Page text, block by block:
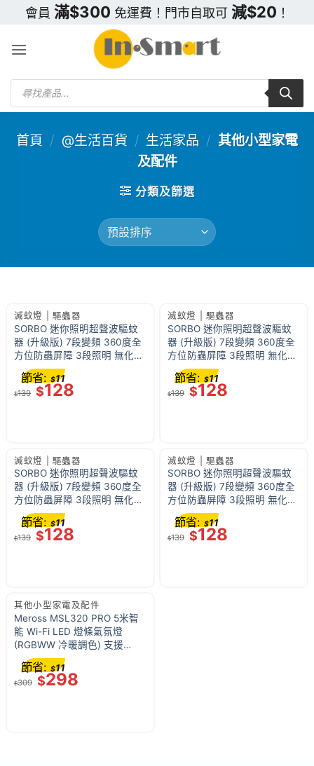
content
會員 滿$300 免運費！門市自取可 減$20 ！
Products
search
首頁 / @生活百貨 / 生活家品 / 其他小型家電
及配件
分類及篩選
滅蚊燈 | 驅蟲器
SORBO 迷你照明超聲波驅蚊
器 (升級版) 7段變頻 360度全
方位防蟲屏障 3段照明 無化學
成分 兒童寵物安全 | 黑色手環
款式
$139 $128
節省: $11
滅蚊燈 | 驅蟲器
SORBO 迷你照明超聲波驅蚊
器 (升級版) 7段變頻 360度全
方位防蟲屏障 3段照明 無化學
成分 兒童寵物安全 | 灰白色手
環款式
$139 $128
節省: $11
滅蚊燈 | 驅蟲器
SORBO 迷你照明超聲波驅蚊
器 (升級版) 7段變頻 360度全
方位防蟲屏障 3段照明 無化學
成分 兒童寵物安全 | 黑色掛扣
款式
$139 $128
節省: $11
滅蚊燈 | 驅蟲器
SORBO 迷你照明超聲波驅蚊
器 (升級版) 7段變頻 360度全
方位防蟲屏障 3段照明 無化學
成分 兒童寵物安全 | 灰白色掛
扣款式
$139 $128
節省: $11
其他小型家電及配件
Meross MSL320 PRO 5米智
能 Wi-Fi LED 燈條氣氛燈
(RGBWW 冷暖調色) 支援
Apple HomeKit / Siri / Alexa /
Google Assistant 無需中樞
$309 $298
節省: $11